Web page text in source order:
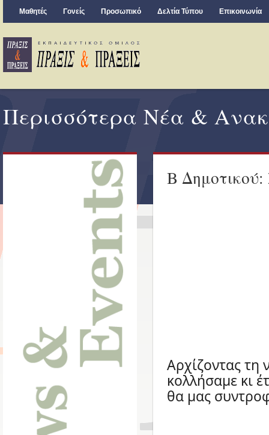
Μαθητές Γονείς Προσωπικό Δελτία Τύπου Επικοινωνία
Περισσότερα Νέα &
Β Δημοτικού:
Αρχίζοντας τη
κολλήσαμε κι
θα μας